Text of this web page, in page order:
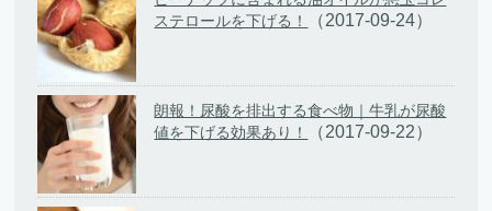
ステロールを下げる！
（2017-09-24）
朗報！尿酸を排出する食べ物｜牛乳が尿酸
値を下げる効果あり！
（2017-09-22）